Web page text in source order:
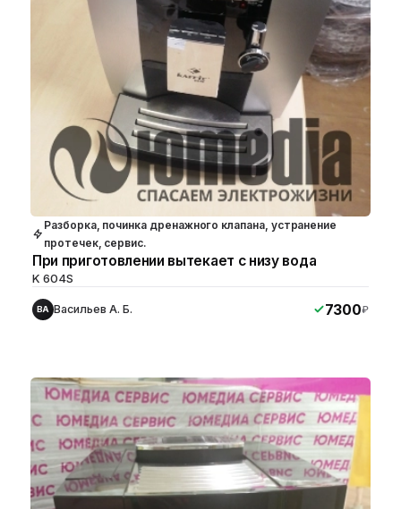
Разборка, починка дренажного клапана, устранение
протечек, сервис.
При приготовлении вытекает с низу вода
K 604S
ВА Васильев А. Б. 7300₽